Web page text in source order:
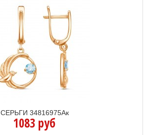
СЕРЬГИ 34816975Ак
1083 руб